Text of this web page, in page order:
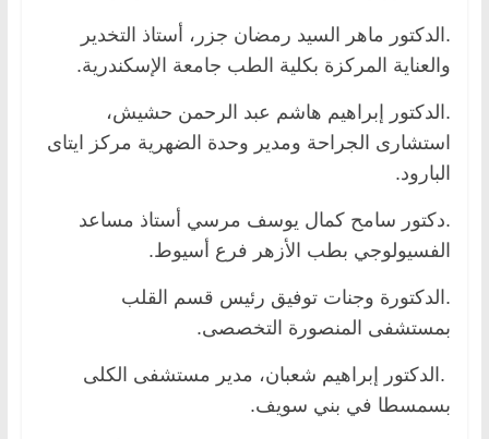
.الدكتور ماهر السيد رمضان جزر، أستاذ التخدير
والعناية المركزة بكلية الطب جامعة الإسكندرية.
.الدكتور إبراهيم هاشم عبد الرحمن حشيش،
استشارى الجراحة ومدير وحدة الضهرية مركز ايتاى
البارود.
.دكتور سامح كمال يوسف مرسي أستاذ مساعد
الفسيولوجي بطب الأزهر فرع أسيوط.
.الدكتورة وجنات توفيق رئيس قسم القلب
بمستشفى المنصورة التخصصى.
.الدكتور إبراهيم شعبان، مدير مستشفى الكلى
بسمسطا في بني سويف.